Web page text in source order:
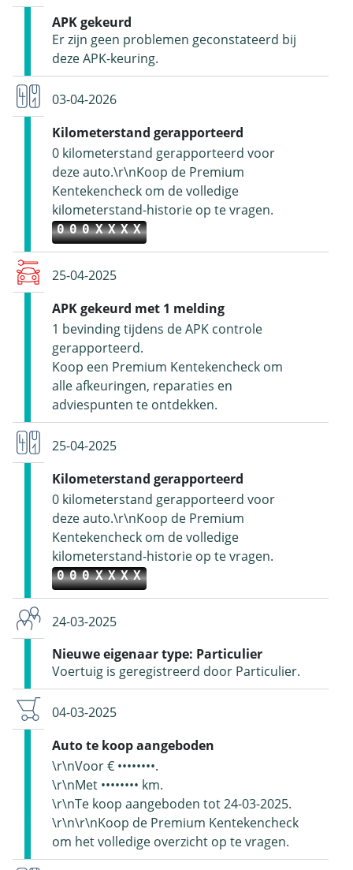
APK gekeurd
Er zijn geen problemen geconstateerd bij
deze APK-keuring.
03-04-2026
Kilometerstand gerapporteerd
0 kilometerstand gerapporteerd voor
deze auto.\r\nKoop de Premium
Kentekencheck om de volledige
kilometerstand-historie op te vragen.
000XXXX
25-04-2025
APK gekeurd met 1 melding
1 bevinding tijdens de APK controle
gerapporteerd.
Koop een Premium Kentekencheck om
alle afkeuringen, reparaties en
adviespunten te ontdekken.
25-04-2025
Kilometerstand gerapporteerd
0 kilometerstand gerapporteerd voor
deze auto.\r\nKoop de Premium
Kentekencheck om de volledige
kilometerstand-historie op te vragen.
000XXXX
24-03-2025
Nieuwe eigenaar type: Particulier
Voertuig is geregistreerd door Particulier.
04-03-2025
Auto te koop aangeboden
\r\nVoor € ••••••••.
\r\nMet •••••••• km.
\r\nTe koop aangeboden tot 24-03-2025.
\r\n\r\nKoop de Premium Kentekencheck
om het volledige overzicht op te vragen.